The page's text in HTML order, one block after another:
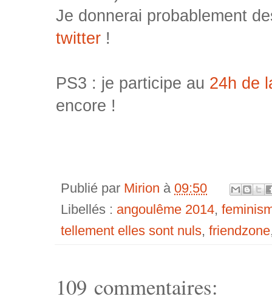
Je donnerai probablement
twitter !
PS3 : je participe au 24h de
encore !
Publié par Mirion à 09:50
Libellés : angoulême 2014,
tellement elles sont nuls, friendzone
109 commentaires: